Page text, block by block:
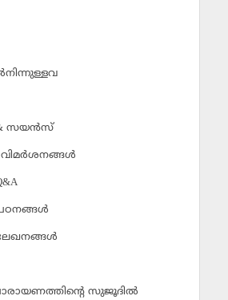
സയന്‍സ്‌
സുജൂദില്‍